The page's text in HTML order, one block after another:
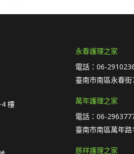
樓
永春護理之家
電話：06-
臺南市南區永春街
萬年護理之家
電話：06-
臺南市南區萬年
慈祥護理之家